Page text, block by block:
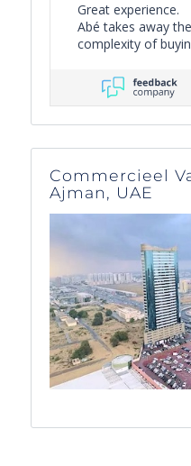
Great experience.
Abé takes away the
complexity of
Côte D'Azur, guiding
you through the
process from start
to finish with a
helpful, friendly and
approach. Highly
recommended.
Commercieel
Ajman, UAE